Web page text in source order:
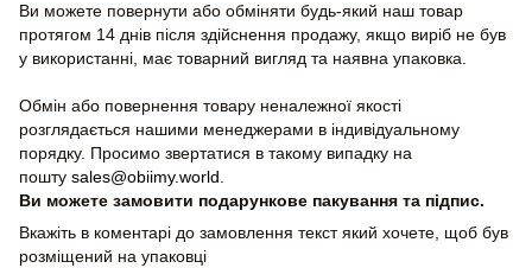
Ви можете повернути або обміняти будь-який наш товар
протягом 14 днів після здійснення продажу, якщо виріб не був
у використанні, має товарний вигляд та наявна упаковка.
Обмін або повернення товару неналежної якості
розглядається нашими менеджерами в індивідуальному
порядку. Просимо звертатися в такому випадку на
пошту sales@obiimy.world
Ви можете замовити подарункове пакування та підпис.
Вкажіть в коментарі до замовлення текст який хочете, щоб був
розміщений на упаковці